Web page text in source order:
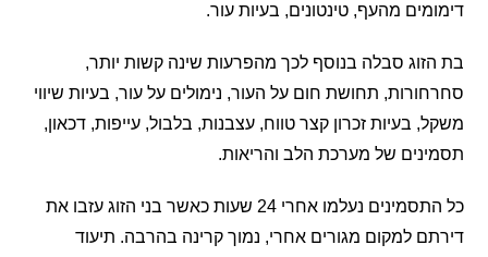
מהעף, טינטונים, בעיות עור.
סבלה בנוסף לכך מהפרעות שינה קשות יותר,
תחושת חום על העור, נימולים על עור, בעיות שיווי
בעיות זכרון קצר טווח, עצבנות, בלבול, עייפות, דכאון,
של מערכת הלב והריאות.
כל התסמינים נעלמו אחרי 24 שעות כאשר בני הזוג עזבו את
למקום מגורים אחרי, נמוך קרינה בהרבה. תיעוד